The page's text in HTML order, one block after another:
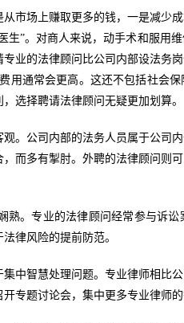
市场上赚取更多的钱，一是减少
”。对商人来说，动手术和服用
业的法律顾问比公司内部设法务
用通常会更高。这还不包括社会
选择聘请法律顾问无疑更加划算。
。公司内部的法务人员属于公司
而多有掣肘。外聘的法律顾问则
熟。专业的法律顾问经常参与诉
律风险的提前防范。
中智慧处理问题。专业律师相比
专题讨论会，集中更多专业律师的